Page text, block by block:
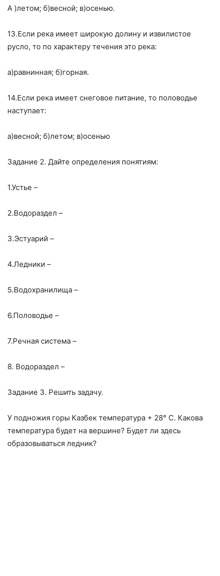
А )летом; б)весной; в)осенью.
13.Если река имеет широкую долину и извилистое
русло, то по характеру течения это река:
а)равнинная; б)горная.
14.Если река имеет снеговое питание, то половодье
наступает:
а)весной; б)летом; в)осенью
Задание 2. Дайте определения понятиям:
1.Устье –
2.Водораздел –
3.Эстуарий –
4.Ледники –
5.Водохранилища –
6.Половодье –
7.Речная система –
8. Водораздел –
Задание 3. Решить задачу.
У подножия горы Казбек температура + 28° С. Какова
температура будет на вершине? Будет ли здесь
образовываться ледник?